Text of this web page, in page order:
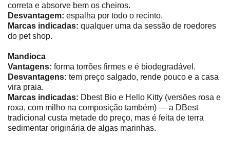
correta e absorve bem os cheiros.
Desvantagem: espalha por todo o recinto.
Marcas indicadas: qualquer uma da sessão de roedores
do pet shop.
Mandioca
Vantagens: forma torrões firmes e é biodegradável.
Desvantagens: tem preço salgado, rende pouco e a casa
vira praia.
Marcas indicadas: Dbest Bio e Hello Kitty (versões rosa e
roxa, com milho na composição também) ― a DBest
tradicional custa metade do preço, mas é feita de terra
sedimentar originária de algas marinhas.